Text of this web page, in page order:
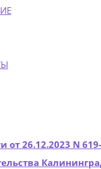
от 26.12.2023 N